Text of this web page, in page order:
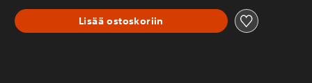
Lisää ostoskoriin